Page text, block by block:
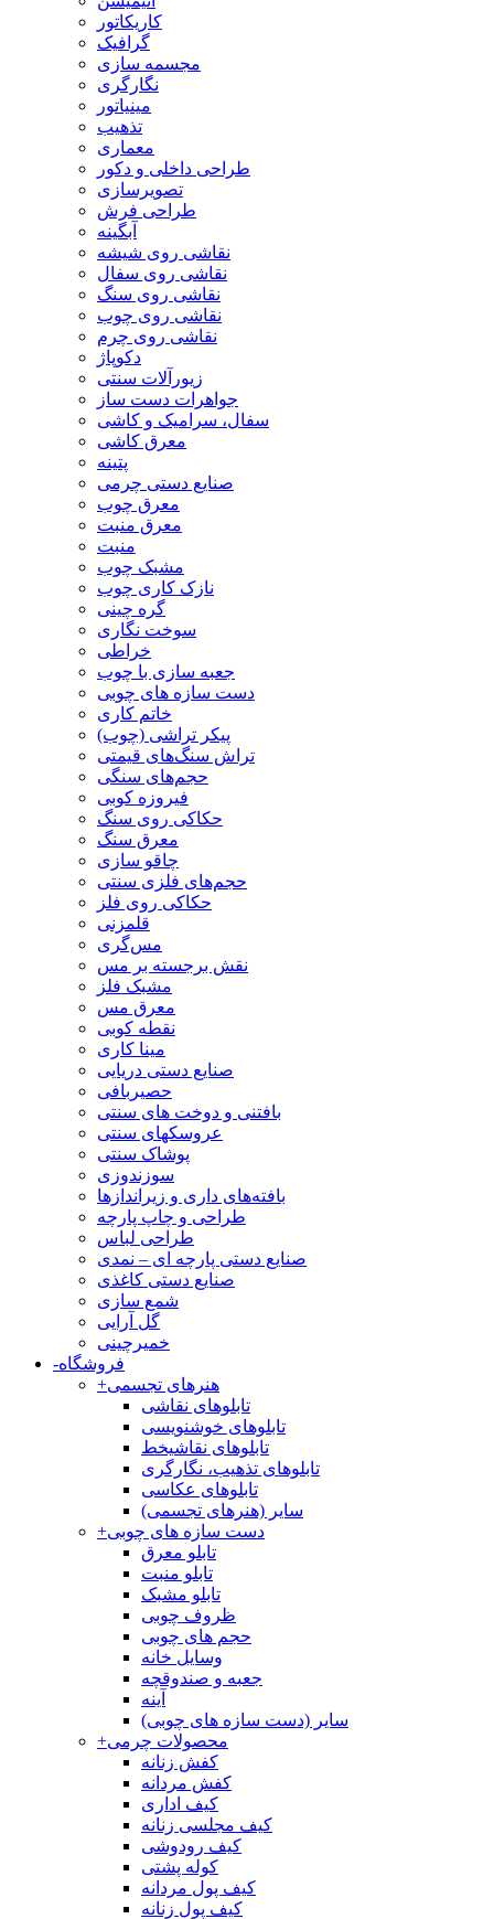
کاریکاتور
گرافیک
مجسمه سازی
نگارگری
مینیاتور
تذهیب
معماری
طراحی داخلی و دکور
تصویرسازی
طراحی فرش
آبگینه
نقاشی روی شیشه
نقاشی روی سفال
نقاشی روی سنگ
نقاشی روی چوب
نقاشی روی چرم
دکوپاژ
زیورآلات سنتی
جواهرات دست ساز
سفال، سرامیک و کاشی
معرق کاشی
پتینه
صنایع دستی چرمی
معرق چوب
معرق منبت
منبت
مشبک چوب
نازک کاری چوب
گره چینی
سوخت نگاری
خراطی
جعبه سازی با چوب
دست سازه های چوبی
خاتم کاری
پیکر تراشی (چوب)
تراش سنگ‌های قیمتی
حجم‌های سنگی
فیروزه کوبی
حکاکی روی سنگ
معرق سنگ
چاقو سازی
حجم‌های فلزی سنتی
حکاکی روی فلز
قلمزنی
مس‌گری
نقش برجسته بر مس
مشبک فلز
معرق مس
نقطه کوبی
مینا کاری
صنایع دستی دریایی
حصیربافی
بافتنی‌ و دوخت های سنتی
عروسکهای سنتی
پوشاک سنتی
سوزندوزی
بافته‌های داری و زیراندازها
طراحی و چاپ پارچه
طراحی لباس
صنایع دستی پارچه ای – نمدی
صنایع دستی کاغذی
شمع سازی
گل آرایی
خمیرچینی
-فروشگاه
+هنرهای تجسمی
تابلوهای نقاشی
تابلوهای خوشنویسی
تابلوهای نقاشیخط
تابلوهای تذهیب، نگارگری
تابلوهای عکاسی
سایر (هنرهای تجسمی)
+دست سازه های چوبی
تابلو معرق
تابلو منبت
تابلو مشبک
ظروف چوبی
حجم های چوبی
وسایل خانه
جعبه و صندوقچه
آینه
سایر (دست سازه های چوبی)
+محصولات چرمی
کفش زنانه
کفش مردانه
کیف اداری
کیف مجلسی زنانه
کیف رودوشی
کوله پشتی
کیف پول مردانه
کیف پول زنانه